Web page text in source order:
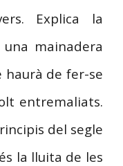
Explica la
mainadera
de fer-se
entremaliats.
del segle
la lluita de les